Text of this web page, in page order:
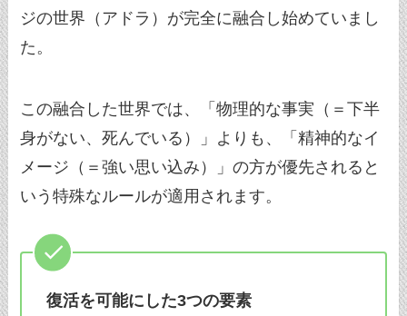
ジの世界（アドラ）が完全に融合し始めていまし
た。
この融合した世界では、「物理的な事実（＝下半
身がない、死んでいる）」よりも、「精神的なイ
メージ（＝強い思い込み）」の方が優先されると
いう特殊なルールが適用されます。
復活を可能にした3つの要素